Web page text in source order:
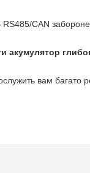
CAN
акумулятор
вам багато